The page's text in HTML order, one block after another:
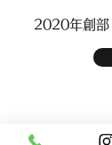
​​2020年創